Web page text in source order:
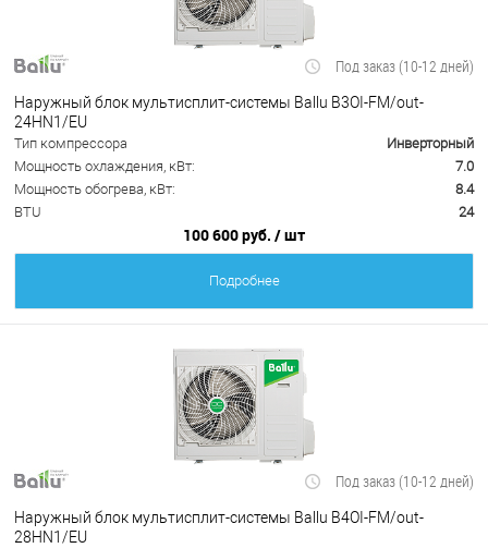
Под заказ (10-12 дней)
Наружный блок мультисплит-системы Ballu B3OI-FM/out-
24HN1/EU
Тип компрессора
Инверторный
Мощность охлаждения, кВт:
7.0
Мощность обогрева, кВт:
8.4
BTU
24
100 600 руб. / шт
Подробнее
Под заказ (10-12 дней)
Наружный блок мультисплит-системы Ballu B4OI-FM/out-
28HN1/EU